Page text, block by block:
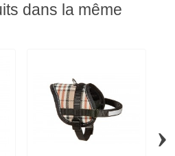
dans la même
›